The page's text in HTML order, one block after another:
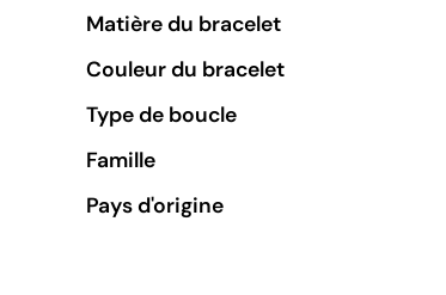
Matière du bracelet
Couleur du bracelet
Type de boucle
Famille
Pays d'origine